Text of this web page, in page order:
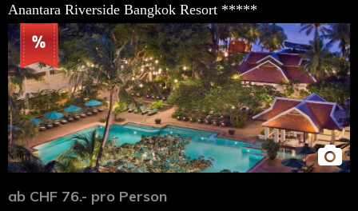
Anantara Riverside Bangkok Resort *****
ab CHF 76.- pro Person